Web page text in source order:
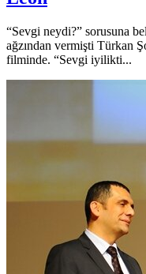
“Sevgi neydi?” sorusuna
ağzından vermişti Türkan
filminde. “Sevgi iyilikti...